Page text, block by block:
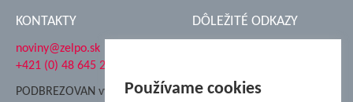
KONTAKTY
noviny@zelpo.sk
+421 (0) 48 645 2711
PODBREZOVAN vydáva
DÔLEŽITÉ ODKAZY
Nadácia Železiarne
Používame cookies